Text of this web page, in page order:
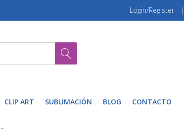
Login/Register |
CLIP ART SUBLIMACIÓN BLOG CONTACTO